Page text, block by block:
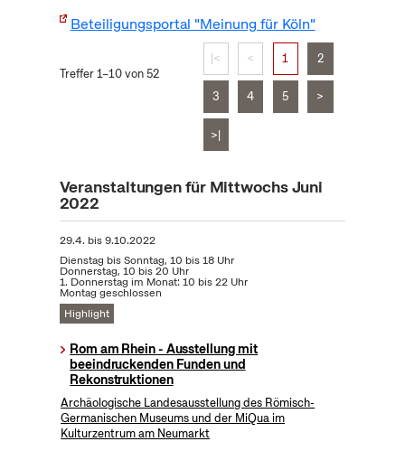
Beteiligungsportal "Meinung für Köln"
Treffer 1–10 von 52
|< < 1 2
3 4 5 >
>|
Veranstaltungen für Mittwochs Juni
2022
29.4. bis9.10.2022
Dienstag bis Sonntag, 10 bis 18 Uhr
Donnerstag, 10 bis 20 Uhr
1. Donnerstag im Monat: 10 bis 22 Uhr
Montag geschlossen
Highlight
Rom am Rhein - Ausstellung mit
beeindruckenden Funden und
Rekonstruktionen
Archäologische Landesausstellung des Römisch-
Germanischen Museums und der MiQua im
Kulturzentrum am Neumarkt